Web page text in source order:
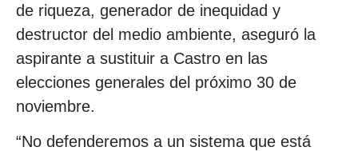
de riqueza, generador de inequidad y
destructor del medio ambiente, aseguró la
aspirante a sustituir a Castro en las
elecciones generales del próximo 30 de
noviembre.
“No defenderemos a un sistema que está